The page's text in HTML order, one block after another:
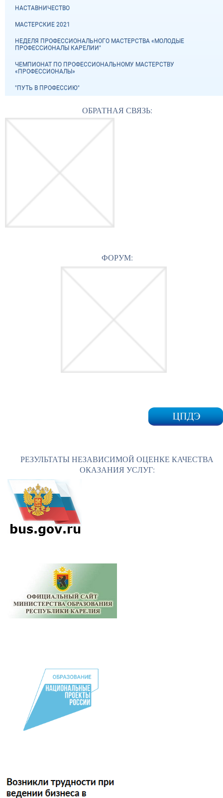
НАСТАВНИЧЕСТВО
МАСТЕРСКИЕ 2021
НЕДЕЛЯ ПРОФЕССИОНАЛЬНОГО МАСТЕРСТВА «МОЛОДЫЕ
ПРОФЕССИОНАЛЫ КАРЕЛИИ"
ЧЕМПИОНАТ ПО ПРОФЕССИОНАЛЬНОМУ МАСТЕРСТВУ
«ПРОФЕССИОНАЛЫ»
"ПУТЬ В ПРОФЕССИЮ"
ОБРАТНАЯ СВЯЗЬ:
ФОРУМ:
РЕЗУЛЬТАТЫ НЕЗАВИСИМОЙ ОЦЕНКЕ КАЧЕСТВА
ОКАЗАНИЯ УСЛУГ: